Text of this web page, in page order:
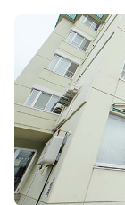
児時短という
ことができます
◆看護部長をは
縛られずに働
≪ママさんナ
◆在籍する看護
出産を希望して
あり、お互いに
◆人員を手厚く
とになっても十